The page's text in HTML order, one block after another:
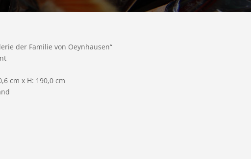
der Familie von Oeynhausen“
cm x H: 190,0 cm